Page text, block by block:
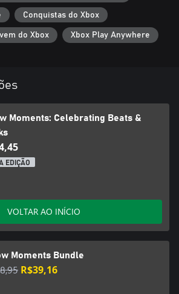
Conquistas do Xbox
do Xbox Xbox Play Anywhere
Moments: Celebrating Beats &
EDIÇÃO
VOLTAR AO INÍCIO
Moments Bundle
R$39,16